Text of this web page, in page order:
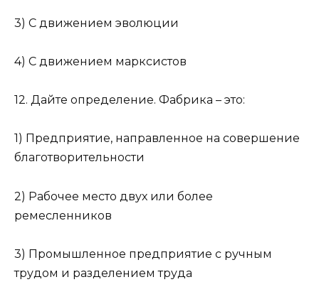
3) С движением эволюции
4) С движением марксистов
12. Дайте определение. Фабрика – это:
1) Предприятие, направленное на совершение
благотворительности
2) Рабочее место двух или более
ремесленников
3) Промышленное предприятие с ручным
трудом и разделением труда